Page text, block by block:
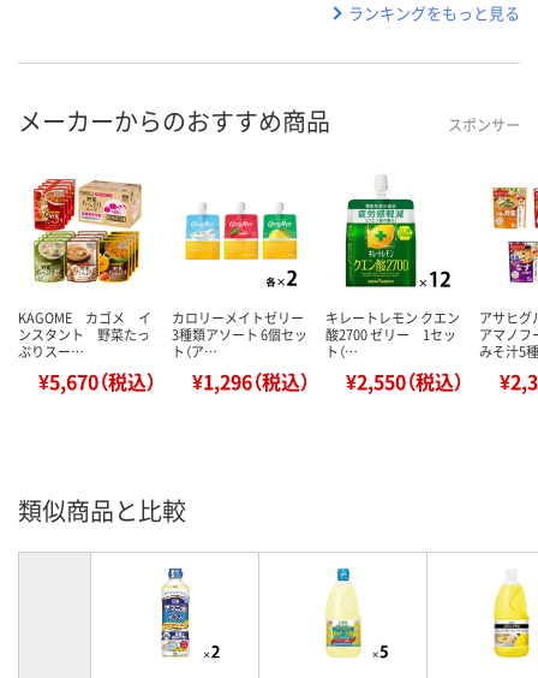
ランキングをもっと見る
メーカーからのおすすめ商品 スポンサー
KAGOME カゴメ イ
ンスタント 野菜たっ
ぷりスー…
¥5,670（税込）
カロリーメイトゼリー
3種類アソート 6個セッ
ト（ア…
¥1,296（税込）
キレートレモン クエン
酸2700 ゼリー 1セッ
ト（…
¥2,550（税込）
アサヒ
アマノフ
みそ汁5
類似商品と比較